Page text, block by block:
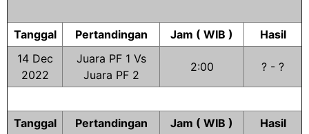
Tanggal Pertandingan Jam ( WIB )
Hasil
14 Dec
2022
Juara PF 1 Vs
Juara PF 2
2:00 ? - ?
Tanggal Pertandingan Jam ( WIB )
Hasil